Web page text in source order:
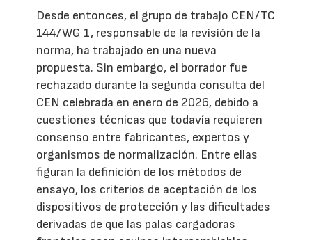
Desde entonces, el grupo de trabajo CEN/TC
144/WG 1, responsable de la revisión de la
norma, ha trabajado en una nueva
propuesta. Sin embargo, el borrador fue
rechazado durante la segunda consulta del
CEN celebrada en enero de 2026, debido a
cuestiones técnicas que todavía requieren
consenso entre fabricantes, expertos y
organismos de normalización. Entre ellas
figuran la definición de los métodos de
ensayo, los criterios de aceptación de los
dispositivos de protección y las dificultades
derivadas de que las palas cargadoras